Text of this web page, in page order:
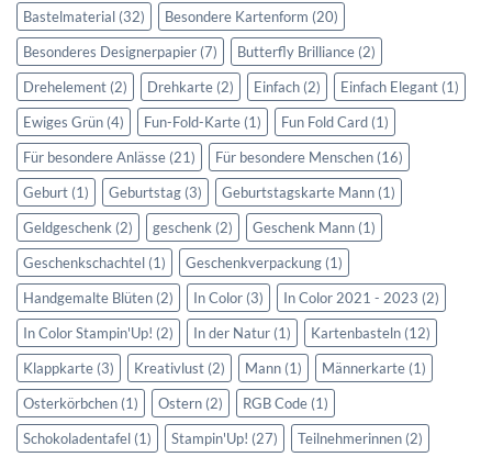
Bastelmaterial (32) Besondere Kartenform (20)
Besonderes Designerpapier (7) Butterfly Brilliance (2)
Drehelement (2) Drehkarte (2) Einfach (2) Einfach Elegant (1)
Ewiges Grün (4) Fun-Fold-Karte (1) Fun Fold Card (1)
Für besondere Anlässe (21) Für besondere Menschen (16)
Geburt (1) Geburtstag (3) Geburtstagskarte Mann (1)
Geldgeschenk (2) geschenk (2) Geschenk Mann (1)
Geschenkschachtel (1) Geschenkverpackung (1)
Handgemalte Blüten (2) In Color (3) In Color 2021 - 2023 (2)
In Color Stampin'Up! (2) In der Natur (1) Kartenbasteln (12)
Klappkarte (3) Kreativlust (2) Mann (1) Männerkarte (1)
Osterkörbchen (1) Ostern (2) RGB Code (1)
Schokoladentafel (1) Stampin'Up! (27) Teilnehmerinnen (2)